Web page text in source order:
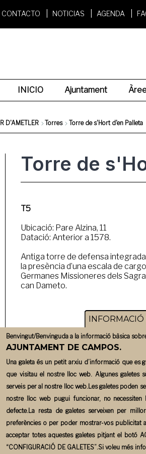
CONTACTO NOTICIAS AGENDA
INICIO Ajuntament
D'AMETLER Torres Torre de s'Hort d'en Palleta
Torre de
T5
Ubicació: Pare Alzina, 11
Datació: Anterior a 1578.
Antiga torre de defensa integrada
la presència d’una escala de
Germanes Missioneres dels
can Dameto.
Ajuntament
INFORMACIÓ
Benvingut/Benvinguda a la informació bàsica
AJUNTAMENT DE CAMPOS.
Una galeta és un petit arxiu d’informació que es
que visitau el nostre lloc web. Algunes galetes
serveis per al nostre lloc web.Les galetes poden
nostre lloc web pugui funcionar, no
defecte.La resta de galetes serveixen per
preferències o per poder mostrar-vos publicitat
acceptar totes aquestes galetes pitjant el botó
“CONFIGURACIÓ DE GALETES”.Si voleu més